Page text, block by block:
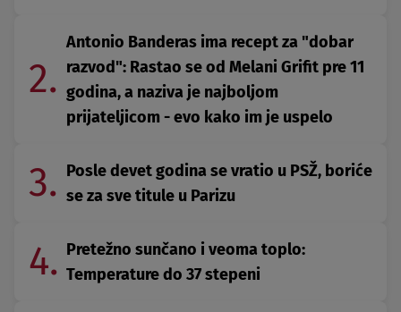
2.
Antonio Banderas ima recept za "dobar
razvod": Rastao se od Melani Grifit pre 11
godina, a naziva je najboljom
prijateljicom - evo kako im je uspelo
3. Posle devet godina se vratio u PSŽ, boriće
se za sve titule u Parizu
4. Pretežno sunčano i veoma toplo:
Temperature do 37 stepeni